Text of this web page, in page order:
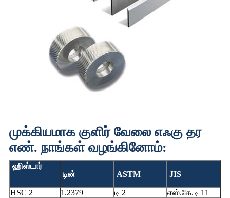
முக்கியமாக குளிர் வேலை எஃகு தர
எண். நாங்கள் வழங்கினோம்:
ஹிஸ்டார்
டின்
ASTM JIS
HSC 2 1.2379 டி 2
எஸ்.கே.டி 11